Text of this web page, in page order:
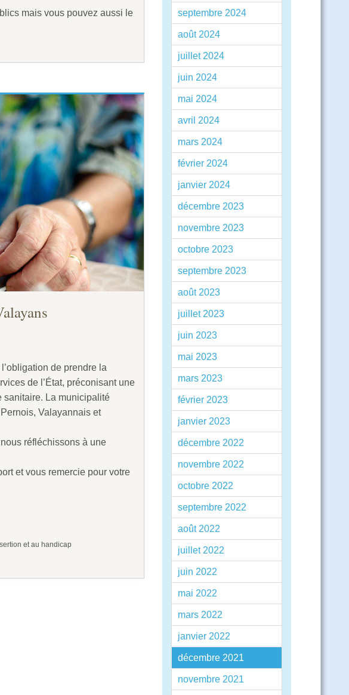
septembre 2024
août 2024
juillet 2024
juin 2024
mai 2024
avril 2024
mars 2024
février 2024
janvier 2024
décembre 2023
novembre 2023
octobre 2023
septembre 2023
août 2023
juillet 2023
juin 2023
mai 2023
mars 2023
février 2023
janvier 2023
décembre 2022
novembre 2022
octobre 2022
septembre 2022
août 2022
juillet 2022
juin 2022
mai 2022
mars 2022
janvier 2022
décembre 2021
novembre 2021
mais vous pouvez aussi le
de prendre la
de l’État, préconisant une
sanitaire. La municipalité
Valayannais et
réfléchissons à une
et vous remercie pour votre
et au handicap